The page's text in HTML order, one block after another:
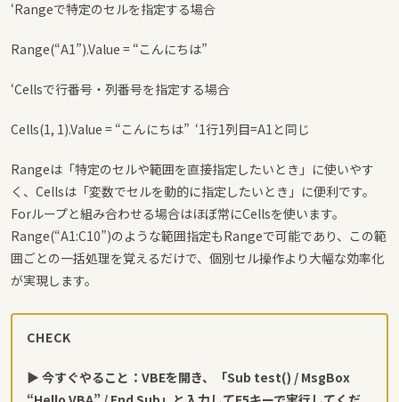
‘Rangeで特定のセルを指定する場合
Range(“A1”).Value = “こんにちは”
‘Cellsで行番号・列番号を指定する場合
Cells(1, 1).Value = “こんにちは” ‘1行1列目=A1と同じ
Rangeは「特定のセルや範囲を直接指定したいとき」に使いやす
く、Cellsは「変数でセルを動的に指定したいとき」に便利です。
Forループと組み合わせる場合はほぼ常にCellsを使います。
Range(“A1:C10”)のような範囲指定もRangeで可能であり、この範
囲ごとの一括処理を覚えるだけで、個別セル操作より大幅な効率化
が実現します。
CHECK
▶ 今すぐやること：VBEを開き、「Sub test() / MsgBox